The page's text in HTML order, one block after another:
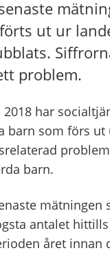
ut ur
problem.
2018 har
barn som förs
barn.
mätningen
antalet
året innan